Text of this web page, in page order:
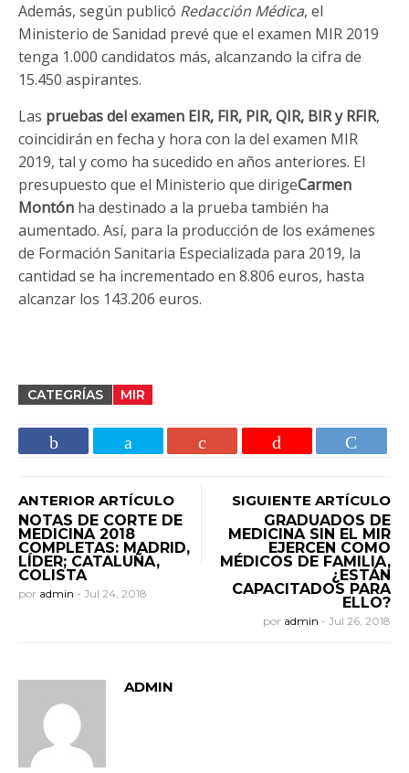
Además, según publicó Redacción Médica, el
Ministerio de Sanidad prevé que el examen MIR 2019
tenga 1.000 candidatos más, alcanzando la cifra de
15.450 aspirantes.
Las pruebas del examen EIR, FIR, PIR, QIR, BIR y RFIR,
coincidirán en fecha y hora con la del examen MIR
2019, tal y como ha sucedido en años anteriores. El
presupuesto que el Ministerio que dirigeCarmen
Montón ha destinado a la prueba también ha
aumentado. Así, para la producción de los exámenes
de Formación Sanitaria Especializada para 2019, la
cantidad se ha incrementado en 8.806 euros, hasta
alcanzar los 143.206 euros.
CATEGRÍAS MIR
ANTERIOR ARTÍCULO
NOTAS DE CORTE DE
MEDICINA 2018
COMPLETAS: MADRID,
LÍDER; CATALUÑA,
COLISTA
por admin - Jul 24, 2018
SIGUIENTE ARTÍCULO
GRADUADOS DE
MEDICINA SIN EL MIR
EJERCEN COMO
MÉDICOS DE FAMILIA,
¿ESTÁN
CAPACITADOS PARA
ELLO?
por admin - Jul 26, 2018
ADMIN